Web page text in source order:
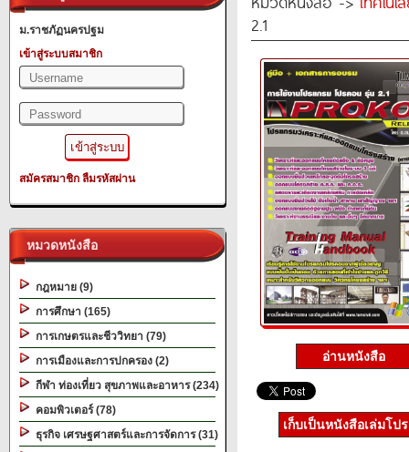
ม.ราชภัฏนครปฐม
เข้าสู่ระบบสมาชิก
สมัครสมาชิก ลืมรหัสผ่าน
หมวดหนังสือ
กฎหมาย (9)
การศึกษา (165)
การเกษตรและชีววิทยา (79)
การเมืองและการปกครอง (2)
กีฬา ท่องเที่ยว สุขภาพและอาหาร (234)
คอมพิวเตอร์ (78)
ธุรกิจ เศรษฐศาสตร์และการจัดการ (31)
2.1
อ่านหนังสือ
เก็บเป็นหนังสือเล่มโป